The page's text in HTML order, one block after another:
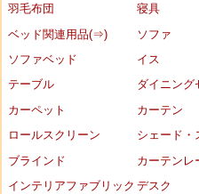
羽毛布団
寝具
ベッド関連用品(⇒)
ソファ
ソファベッド
イス
テーブル
ダイニング
カーペット
カーテン
ロールスクリーン
シェード・
ブラインド
カーテンレ
インテリアファブリック デスク